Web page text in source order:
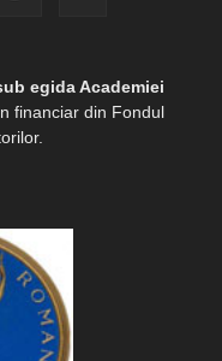
egida Academiei
financiar din Fondul